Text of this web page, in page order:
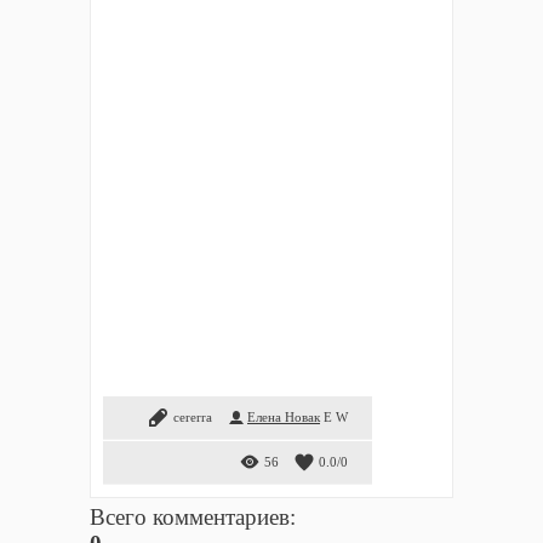
cererra Елена Новак E W
56 0.0/0
Всего комментариев: